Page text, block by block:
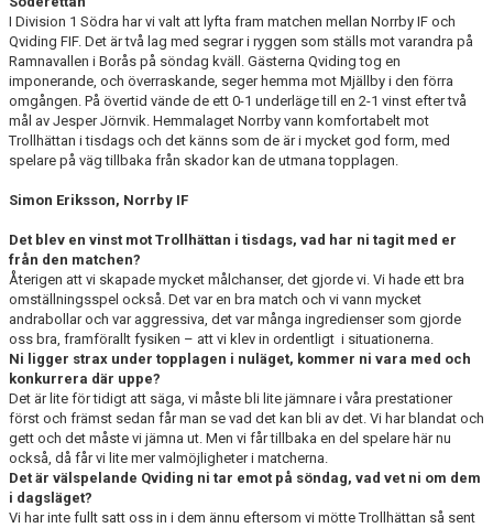
I Division 1 Södra har vi valt att lyfta fram matchen mellan Norrby IF och
Qviding FIF. Det är två lag med segrar i ryggen som ställs mot varandra på
Ramnavallen i Borås på söndag kväll. Gästerna Qviding tog en
imponerande, och överraskande, seger hemma mot Mjällby i den förra
omgången. På övertid vände de ett 0-1 underläge till en 2-1 vinst efter två
mål av Jesper Jörnvik. Hemmalaget Norrby vann komfortabelt mot
Trollhättan i tisdags och det känns som de är i mycket god form, med
spelare på väg tillbaka från skador kan de utmana topplagen.
Simon Eriksson, Norrby IF
Det blev en vinst mot Trollhättan i tisdags, vad har ni tagit med er
från den matchen?
Återigen att vi skapade mycket målchanser, det gjorde vi. Vi hade ett bra
omställningsspel också. Det var en bra match och vi vann mycket
andrabollar och var aggressiva, det var många ingredienser som gjorde
oss bra, framförallt fysiken – att vi klev in ordentligt i situationerna.
Ni ligger strax under topplagen i nuläget, kommer ni vara med och
konkurrera där uppe?
Det är lite för tidigt att säga, vi måste bli lite jämnare i våra prestationer
först och främst sedan får man se vad det kan bli av det. Vi har blandat och
gett och det måste vi jämna ut. Men vi får tillbaka en del spelare här nu
också, då får vi lite mer valmöjligheter i matcherna.
Det är välspelande Qviding ni tar emot på söndag, vad vet ni om dem
i dagsläget?
Vi har inte fullt satt oss in i dem ännu eftersom vi mötte Trollhättan så sent